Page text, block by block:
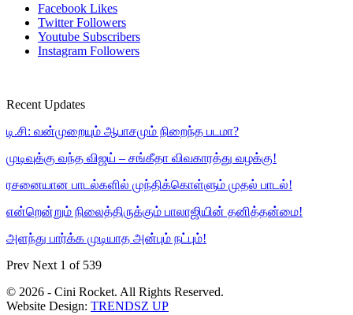
Facebook Likes
Twitter Followers
Youtube Subscribers
Instagram Followers
Recent Updates
டி.சி: வன்முறையும் ஆபாசமும் நிறைந்த படமா?
முடிவுக்கு வந்த விஜய் – சங்கீதா விவகாரத்து வழக்கு!
ரசனையான பாடல்களில் முந்திக்கொள்ளும் முதல் பாடல்!
என்றென்றும் நிலைத்திருக்கும் பாலாஜியின் தனித்தன்மை!
அளந்து பார்க்க முடியாத அன்பும் நட்பும்!
Prev Next 1 of 539
© 2026 - Cini Rocket. All Rights Reserved.
Website Design: TRENDSZ UP